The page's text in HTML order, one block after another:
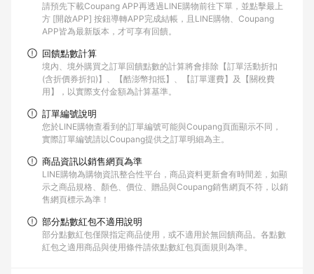
請預先下載Coupang APP再透過LINE購物前往下單，並點擊最上
方 [開啟APP] 按鈕導轉APP完成結帳，且LINE購物、Coupang
APP皆為最新版本，才可享有回饋。
回饋點數計算
境內、境外購買之訂單回饋點數的計算將會排除【訂單活動折扣
(含折價券折扣)】、【酷澎幣扣抵】、【訂單運費】及【關稅費
用】，以實際支付金額為計算基準。
訂單編號說明
您於LINE購物查看到的訂單編號可能與Coupang頁面顯示不同，
實際訂單編號請以Coupang提供之訂單明細為主。
商品資訊以銷售網頁為準
LINE購物為購物資訊整合性平台，商品資料更新會有時間差，如顯
示之商品規格、顏色、價位、贈品與Coupang銷售網頁不符，以銷
售網頁標示為準！
部分點數紅包不適用說明
部分點數紅包僅限指定商品使用，或不適用於無回饋商品。各點數
紅包之適用商品與使用條件請依點數紅包頁面規則為準。